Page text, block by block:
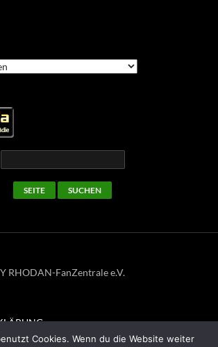
RHODAN-FanZentrale e.V.
Cookies. Wenn du die Website weiter